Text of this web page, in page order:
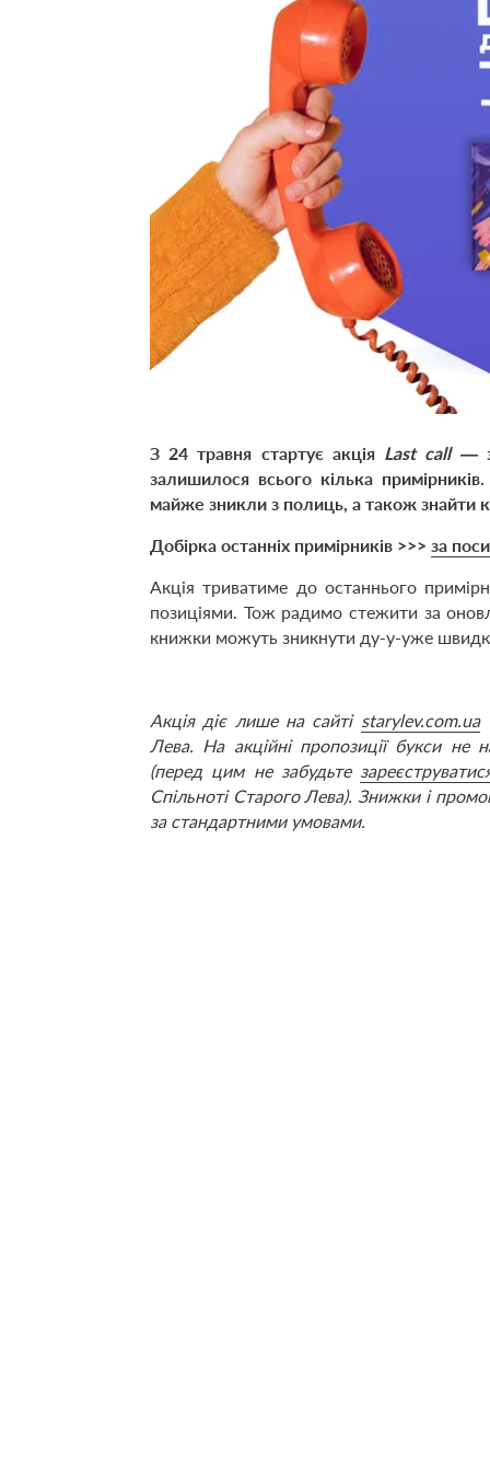
З 24 травня стартує акція Last call —
залишилося всього кілька
майже зникли з полиць, а також знайти
Добірка останніх примірників >>> за
Акція триватиме до останнього
позиціями. Тож радимо стежити за
книжки можуть зникнути ду-у-уже
Акція діє лише на сайті starylev.com.ua
Лева. На акційні пропозиції букси не
(перед цим не забудьте
Спільноті Старого Лева). Знижки і
за стандартними умовами.